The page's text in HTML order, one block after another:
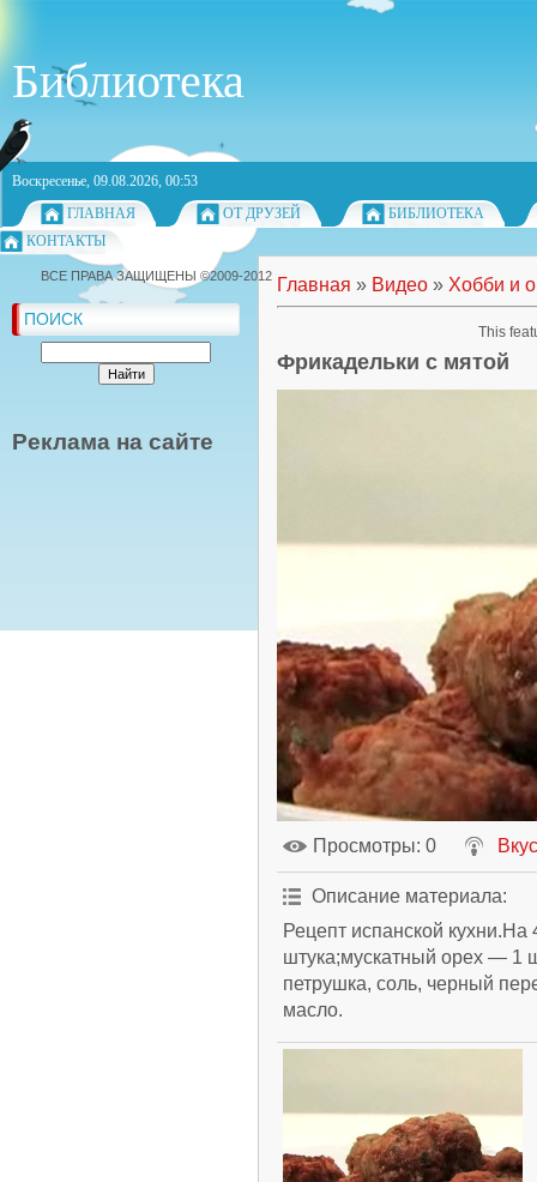
Библиотека
Воскресенье, 09.08.2026, 00:53
ГЛАВНАЯ
ОТ ДРУЗЕЙ
БИБЛИОТЕКА
КОНТАКТЫ
ПОИСК
Реклама на сайте
Главная » Видео » Хобби и
Фрикадельки с мятой
Просмотры: 0
Описание материала:
Рецепт испанской
штука;мускатный орех — 1
петрушка, соль, черный
масло.
ВСЕ ПРАВА ЗАЩИЩЕНЫ ©2009-2012
This